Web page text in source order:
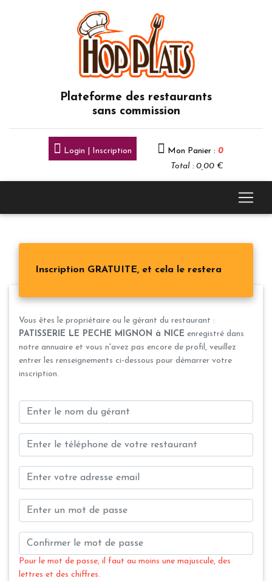
Plateforme des restaurants
sans commission
Login | Inscription Mon Panier : 0
Total : 0,00 €
Inscription GRATUITE, et cela le restera
Vous êtes le propriétaire ou le gérant du restaurant :
PATISSERIE LE PECHE MIGNON à NICE enregistré dans
notre annuaire et vous n'avez pas encore de profil, veuillez
entrer les renseignements ci-dessous pour démarrer votre
inscription.
Pour le mot de passe, il faut au moins une majuscule, des
lettres et des chiffres.